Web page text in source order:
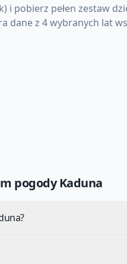
i pobierz pełen zestaw
z 4 wybranych lat
pogodyKaduna